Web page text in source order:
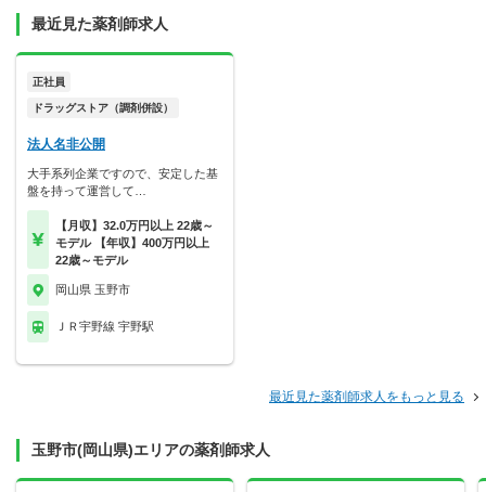
最近見た薬剤師求人
正社員
ドラッグストア（調剤併設）
法人名非公開
大手系列企業ですので、安定した基
盤を持って運営して…
【月収】32.0万円以上 22歳～
モデル 【年収】400万円以上
22歳～モデル
岡山県 玉野市
ＪＲ宇野線 宇野駅
最近見た薬剤師求人をもっと見る
玉野市(岡山県)エリアの薬剤師求人